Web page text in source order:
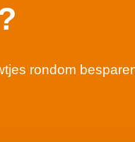
rondom